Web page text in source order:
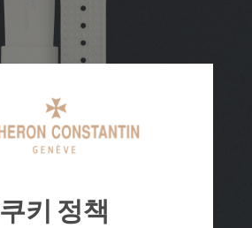
쿠키 정책